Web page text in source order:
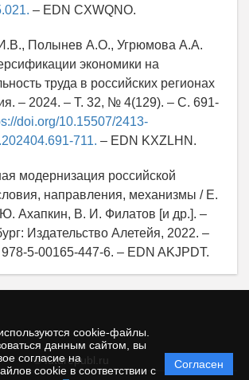
cookie-файлы.
данным сайтом, вы
согласие на
cookie в соответствии с
Согласен
– EDN CXWQNO.
Полынев А.О., Угрюмова А.А.
экономики на
труда в российских регионах
– 2024. – Т. 32, № 4(129). – С. 691-
doi.org/10.15507/2413-
711. – EDN KXZLHN.
модернизация российской
направления, механизмы / Е.
Ахапкин, В. И. Филатов [и др.]. –
Издательство Алетейя, 2022. –
5-00165-447-6. – EDN AKJPDT.
© futurepubl.ru